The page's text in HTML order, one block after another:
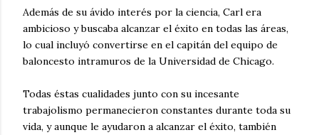
Además de su ávido interés por la ciencia, Carl era
ambicioso y buscaba alcanzar el éxito en todas las áreas,
lo cual incluyó convertirse en el capitán del equipo de
baloncesto intramuros de la Universidad de Chicago.
Todas éstas cualidades junto con su incesante
trabajolismo permanecieron constantes durante toda su
vida, y aunque le ayudaron a alcanzar el éxito, también